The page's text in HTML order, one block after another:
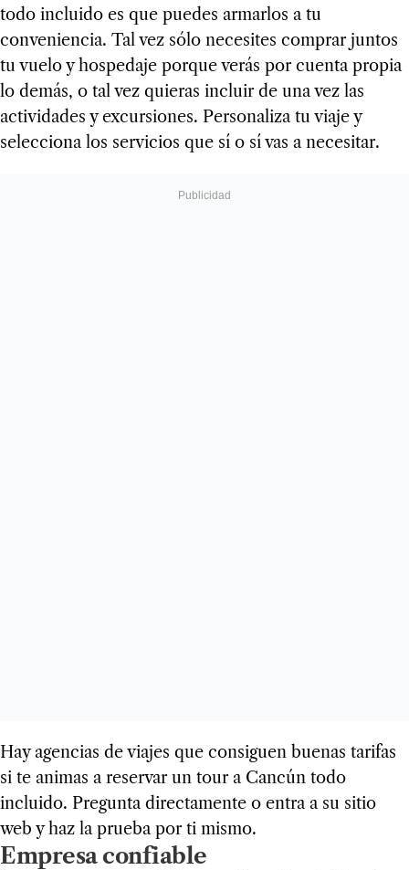
todo incluido es que puedes armarlos a tu
conveniencia. Tal vez sólo necesites comprar juntos
tu vuelo y hospedaje porque verás por cuenta propia
lo demás, o tal vez quieras incluir de una vez las
actividades y excursiones. Personaliza tu viaje y
selecciona los servicios que sí o sí vas a necesitar.
Hay agencias de viajes que consiguen buenas tarifas
si te animas a reservar un tour a Cancún todo
incluido. Pregunta directamente o entra a su sitio
web y haz la prueba por ti mismo.
Empresa confiable